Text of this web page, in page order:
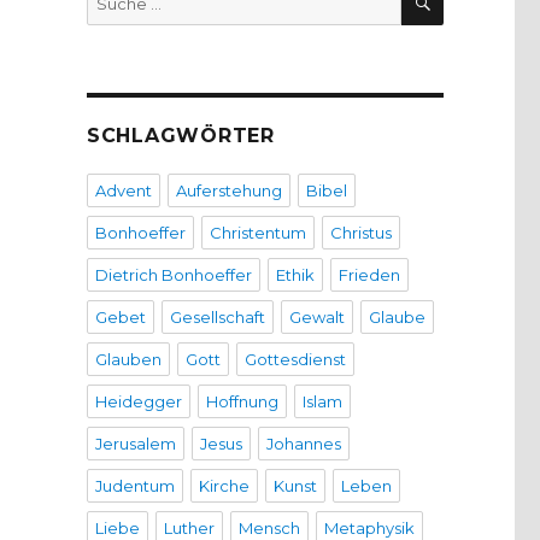
nach:
SCHLAGWÖRTER
Advent Auferstehung Bibel
Bonhoeffer Christentum Christus
Dietrich Bonhoeffer Ethik Frieden
Gebet Gesellschaft Gewalt Glaube
Glauben Gott Gottesdienst
Heidegger Hoffnung Islam
Jerusalem Jesus Johannes
Judentum Kirche Kunst Leben
Liebe Luther Mensch Metaphysik